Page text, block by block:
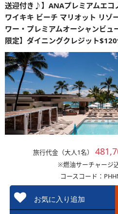
送迎付き♪】ANAプレミアムエコ
ワイキキ ビーチ マリオット リゾ
ワー・プレミアムオーシャンビ
限定】ダイニングクレジット$120
旅行代金（大人1名）
※燃油サーチャージ
コースコード：
お気に入り追加